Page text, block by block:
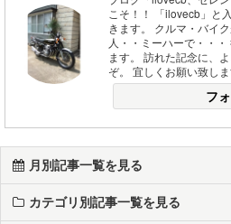
こそ！！ 「ilovecb」と
きます。 クルマ・バイ
人・・ミーハーで・・
ます。 訪れた記念に、
ぞ。 宜しくお願い致しま
フ
月別記事一覧を見る
カテゴリ別記事一覧を見る